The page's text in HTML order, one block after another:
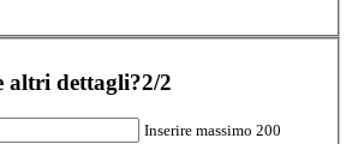
altri dettagli?2/2
Inserire massimo 200